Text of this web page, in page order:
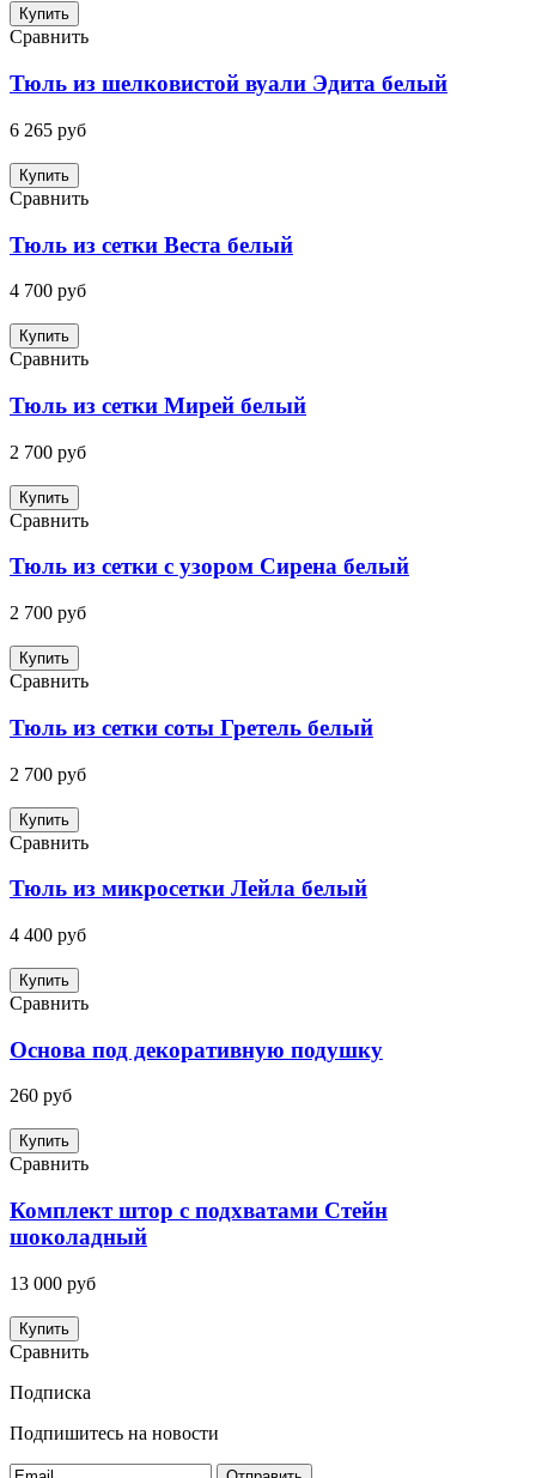
Купить
Сравнить
Тюль из шелковистой вуали Эдита белый
6 265 руб
Купить
Сравнить
Тюль из сетки Веста белый
4 700 руб
Купить
Сравнить
Тюль из сетки Мирей белый
2 700 руб
Купить
Сравнить
Тюль из сетки с узором Сирена белый
2 700 руб
Купить
Сравнить
Тюль из сетки соты Гретель белый
2 700 руб
Купить
Сравнить
Тюль из микросетки Лейла белый
4 400 руб
Купить
Сравнить
Основа под декоративную подушку
260 руб
Купить
Сравнить
Комплект штор с подхватами Стейн
шоколадный
13 000 руб
Купить
Сравнить
Подписка
Подпишитесь на новости